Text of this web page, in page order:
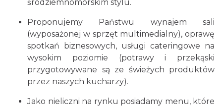
śródziemnomorskim stylu.
Proponujemy Państwu wynajem sali
(wyposażonej w sprzęt multimedialny), oprawę
spotkań biznesowych, usługi cateringowe na
wysokim poziomie (potrawy i przekąski
przygotowywane są ze świeżych produktów
przez naszych kucharzy).
Jako nieliczni na rynku posiadamy menu, które